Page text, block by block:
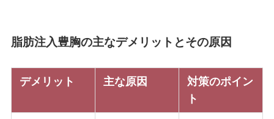
脂肪注入豊胸の主なデメリットとその原因
デメリット 主な原因
対策のポイン
ト